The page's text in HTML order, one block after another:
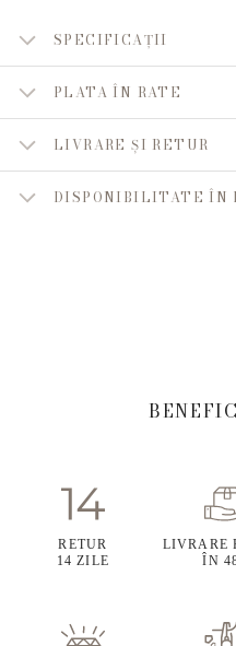
SPECIFICAȚII
PLATA ÎN RATE
LIVRARE ȘI RETUR
DISPONIBILITATE ÎN
RETUR
14 ZILE
LIVRARE
ÎN